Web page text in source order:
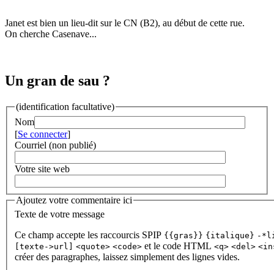
Janet est bien un lieu-dit sur le CN (B2), au début de cette rue.
On cherche Casenave...
Un gran de sau ?
(identification facultative)
Nom
[Se connecter]
Courriel (non publié)
Votre site web
Ajoutez votre commentaire ici
Texte de votre message
Ce champ accepte les raccourcis SPIP {{gras}} {italique} -
[texte->url]
<quote> <code> et le code HTML <q> <del>
créer des paragraphes, laissez simplement des lignes vides.